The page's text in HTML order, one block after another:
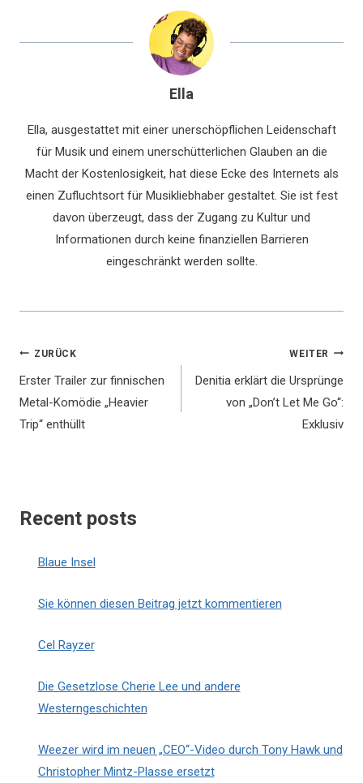
Ella
Ella, ausgestattet mit einer unerschöpflichen Leidenschaft
für Musik und einem unerschütterlichen Glauben an die
Macht der Kostenlosigkeit, hat diese Ecke des Internets als
einen Zufluchtsort für Musikliebhaber gestaltet. Sie ist fest
davon überzeugt, dass der Zugang zu Kultur und
Informationen durch keine finanziellen Barrieren
eingeschränkt werden sollte.
Beitragsnavigation
ZURÜCK
Erster Trailer zur finnischen
Metal-Komödie „Heavier
Trip“ enthüllt
WEITER
Denitia erklärt die Ursprünge
von „Don’t Let Me Go“:
Exklusiv
Recent posts
Blaue Insel
Sie können diesen Beitrag jetzt kommentieren
Cel Rayzer
Die Gesetzlose Cherie Lee und andere
Westerngeschichten
Weezer wird im neuen „CEO“-Video durch Tony Hawk und
Christopher Mintz-Plasse ersetzt